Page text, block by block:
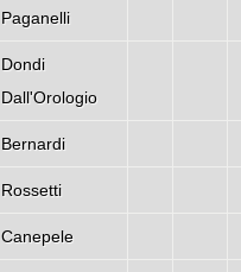
Paganelli
Dondi
Dall'Orologio
Bernardi
Rossetti
Canepele